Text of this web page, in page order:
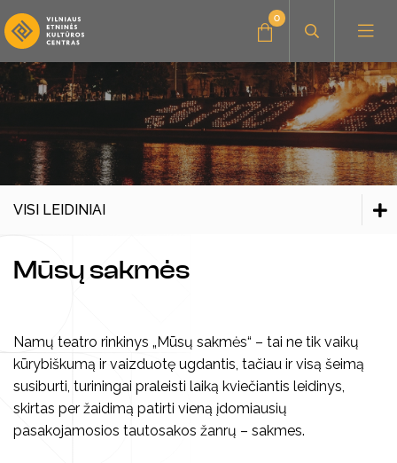
Administracinė informacija
Konkursai
Stovyklos
Koncertai
Vaizdo ir garso įrašai
Kūrybiniai rinkiniai
0
VISI LEIDINIAI
Kūrybiniai rinkiniai
Kita
Mūsų sakmės
Namų teatro rinkinys „Mūsų sakmės“ – tai ne tik vaikų
kūrybiškumą ir vaizduotę ugdantis, tačiau ir visą šeimą
susiburti, turiningai praleisti laiką kviečiantis leidinys,
skirtas per žaidimą patirti vieną įdomiausių
pasakojamosios tautosakos žanrų – sakmes.